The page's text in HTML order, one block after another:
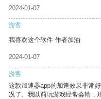
2024-01-07
游客
我喜欢这个软件 作者加油
2024-01-07
游客
这款加速器app的加速效果非常
况了。我以前玩游戏经常会输，